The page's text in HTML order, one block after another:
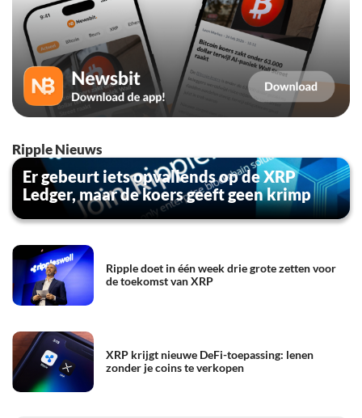
Ripple Nieuws
Er gebeurt iets opvallends op de XRP
Ledger, maar de koers geeft geen krimp
Ripple doet in één week drie grote zetten voor
de toekomst van XRP
XRP krijgt nieuwe DeFi-toepassing: lenen
zonder je coins te verkopen